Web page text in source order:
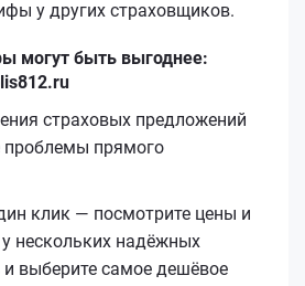
у других страховщиков.
могут быть выгоднее:
страховых предложений
прямого
клик — посмотрите цены и
нескольких надёжных
выберите самое дешёвое